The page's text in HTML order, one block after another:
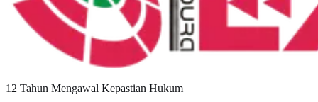
12 Tahun Mengawal Kepastian Hukum